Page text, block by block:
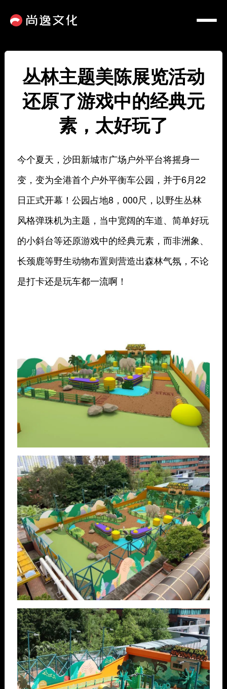
丛林主题美陈展览活动
还原了游戏中的经典元
素，太好玩了
今个夏天，沙田新城市广场户外平台将摇身一
变，变为全港首个户外平衡车公园，并于6月22
日正式开幕！公园占地8，000尺，以野生丛林
风格弹珠机为主题，当中宽阔的车道、简单好玩
的小斜台等还原游戏中的经典元素，而非洲象、
长颈鹿等野生动物布置则营造出森林气氛，不论
是打卡还是玩车都一流啊！